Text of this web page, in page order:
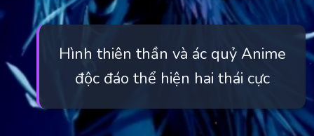
Hình thiên thần và ác quỷ Anime
độc đáo thể hiện hai thái cực